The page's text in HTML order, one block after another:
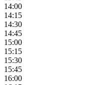
14:00
14:15
14:30
14:45
15:00
15:15
15:30
15:45
16:00